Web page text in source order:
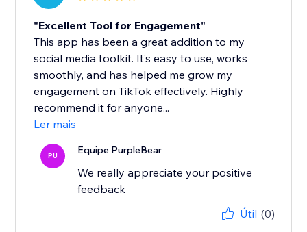
"Excellent Tool for Engagement"
This app has been a great addition to my
social media toolkit. It’s easy to use, works
smoothly, and has helped me grow my
engagement on TikTok effectively. Highly
recommend it for anyone...
Ler mais
PU Equipe PurpleBear
We really appreciate your positive
feedback
Útil (0)